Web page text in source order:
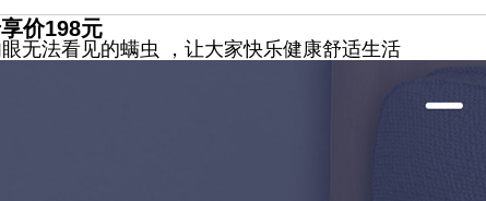
价198元
无法看见的螨虫 ，让大家快乐健康舒适生活